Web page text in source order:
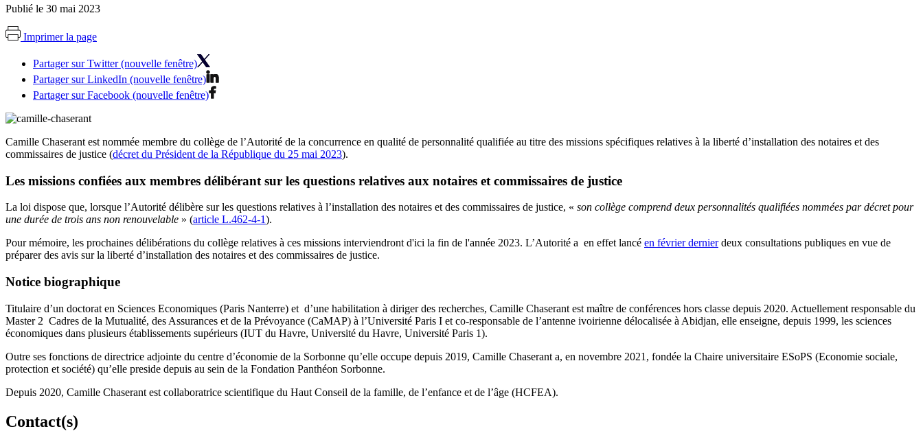
Publié le 30 mai 2023
Imprimer la page
Partager sur Twitter (nouvelle fenêtre)
Partager sur LinkedIn (nouvelle fenêtre)
Partager sur Facebook (nouvelle fenêtre)
Camille Chaserant est nommée membre du collège de l’Autorité de la concurrence en qualité de personnalité qualifiée au titre des missions spécifiques relatives à la liberté d’installation des notaires et des
commissaires de justice (décret du Président de la République du 25 mai 2023).
Les missions confiées aux membres délibérant sur les questions relatives aux notaires et commissaires de justice
La loi dispose que, lorsque l’Autorité délibère sur les questions relatives à l’installation des notaires et des commissaires de justice, « son collège comprend deux personnalités qualifiées nommées par décret pour
une durée de trois ans non renouvelable » (article L.462-4-1).
Pour mémoire, les prochaines délibérations du collège relatives à ces missions interviendront d'ici la fin de l'année 2023. L’Autorité a en effet lancé en février dernier deux consultations publiques en vue de
préparer des avis sur la liberté d’installation des notaires et des commissaires de justice.
Notice biographique
Titulaire d’un doctorat en Sciences Economiques (Paris Nanterre) et d’une habilitation à diriger des recherches, Camille Chaserant est maître de conférences hors classe depuis 2020. Actuellement responsable du
Master 2 Cadres de la Mutualité, des Assurances et de la Prévoyance (CaMAP) à l’Université Paris I et co-responsable de l’antenne ivoirienne délocalisée à Abidjan, elle enseigne, depuis 1999, les sciences
économiques dans plusieurs établissements supérieurs (IUT du Havre, Université du Havre, Université Paris 1).
Outre ses fonctions de directrice adjointe du centre d’économie de la Sorbonne qu’elle occupe depuis 2019, Camille Chaserant a, en novembre 2021, fondée la Chaire universitaire ESoPS (Economie sociale,
protection et société) qu’elle preside depuis au sein de la Fondation Panthéon Sorbonne.
Depuis 2020, Camille Chaserant est collaboratrice scientifique du Haut Conseil de la famille, de l’enfance et de l’âge (HCFEA).
Contact(s)